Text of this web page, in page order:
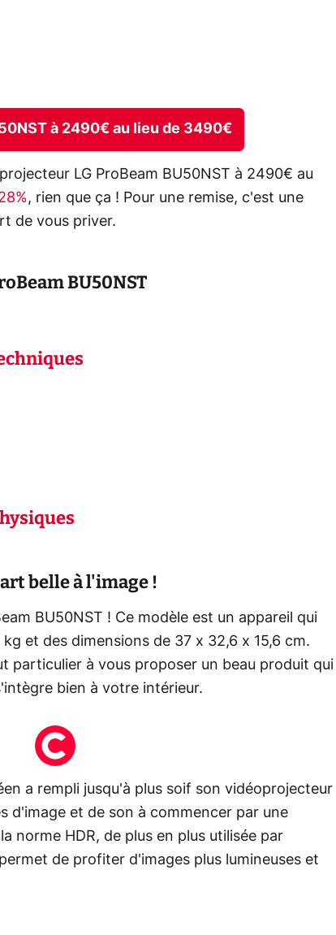
à 2490€ au lieu de 3490€
LG ProBeam BU50NST à 2490€ au
, rien que ça ! Pour une remise, c'est une
de vous priver.
BU50NST
belle à l'image !
BU50NST ! Ce modèle est un appareil qui
et des dimensions de 37 x 32,6 x 15,6 cm.
particulier à vous proposer un beau produit qui
bien à votre intérieur.
a rempli jusqu'à plus soif son vidéoprojecteur
d'image et de son à commencer par une
norme HDR, de plus en plus utilisée par
de profiter d'images plus lumineuses et